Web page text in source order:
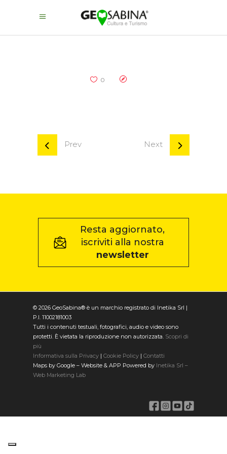
0
Prev Next
Resta aggiornato,
iscriviti alla nostra
newsletter
© 2026 GeoSabina® è un marchio registrato di Inetika Srl |
P.I. 11002181003
Tutti i contenuti testuali, fotografici, audio e video sono
protetti. È vietata la riproduzione non autorizzata. Scopri di
più
Informativa sulla Privacy | Cookie Policy | Contatti
Maps by Google – Website & APP Powered by Inetika Srl –
Web Marketing Lab